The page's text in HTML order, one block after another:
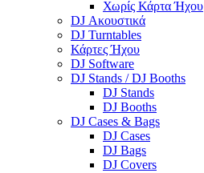
Χωρίς Κάρτα Ήχου
DJ Ακουστικά
DJ Turntables
Κάρτες Ήχου
DJ Software
DJ Stands / DJ Booths
DJ Stands
DJ Booths
DJ Cases & Bags
DJ Cases
DJ Bags
DJ Covers